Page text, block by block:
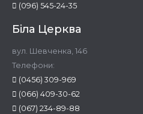
(096) 545-24-35
Біла Церква
вул. Шевченка, 146
Телефони:
(0456) 309-969
(066) 409-30-62
(067) 234-89-88